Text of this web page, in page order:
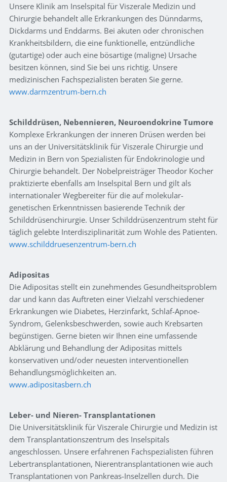
Unsere Klinik am Inselspital für Viszerale Medizin und
Chirurgie behandelt alle Erkrankungen des Dünndarms,
Dickdarms und Enddarms. Bei akuten oder chronischen
Krankheitsbildern, die eine funktionelle, entzündliche
(gutartige) oder auch eine bösartige (maligne) Ursache
besitzen können, sind Sie bei uns richtig. Unsere
medizinischen Fachspezialisten beraten Sie gerne.
www.darmzentrum-bern.ch
Schilddrüsen, Nebennieren, Neuroendokrine Tumore
Komplexe Erkrankungen der inneren Drüsen werden bei
uns an der Universitätsklinik für Viszerale Chirurgie und
Medizin in Bern von Spezialisten für Endokrinologie und
Chirurgie behandelt. Der Nobelpreisträger Theodor Kocher
praktizierte ebenfalls am Inselspital Bern und gilt als
internationaler Wegbereiter für die auf molekular-
genetischen Erkenntnissen basierende Technik der
Schilddrüsenchirurgie. Unser Schilddrüsenzentrum steht für
täglich gelebte Interdisziplinarität zum Wohle des Patienten.
www.schilddruesenzentrum-bern.ch
Adipositas
Die Adipositas stellt ein zunehmendes Gesundheitsproblem
dar und kann das Auftreten einer Vielzahl verschiedener
Erkrankungen wie Diabetes, Herzinfarkt, Schlaf-Apnoe-
Syndrom, Gelenksbeschwerden, sowie auch Krebsarten
begünstigen. Gerne bieten wir Ihnen eine umfassende
Abklärung und Behandlung der Adipositas mittels
konservativen und/oder neuesten interventionellen
Behandlungsmöglichkeiten an.
www.adipositasbern.ch
Leber- und Nieren- Transplantationen
Die Universitätsklinik für Viszerale Chirurgie und Medizin ist
dem Transplantationszentrum des Inselspitals
angeschlossen. Unsere erfahrenen Fachspezialisten führen
Lebertransplantationen, Nierentransplantationen wie auch
Transplantationen von Pankreas-Inselzellen durch. Die